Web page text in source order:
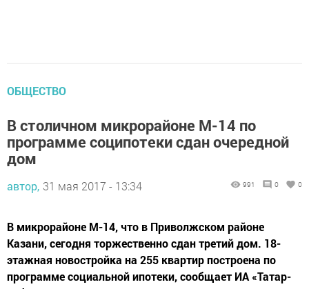
ОБЩЕСТВО
В столичном микрорайоне М-14 по
программе соципотеки сдан очередной
дом
автор, 31 мая 2017 - 13:34 991 0 0
В микрорайоне М-14, что в Приволжском районе
Казани, сегодня торжественно сдан третий дом. 18-
этажная новостройка на 255 квартир построена по
программе социальной ипотеки, сообщает ИА «Татар-